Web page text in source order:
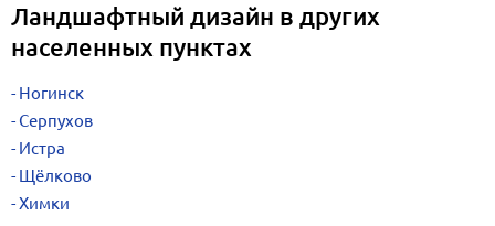
Ландшафтный дизайн в других
населенных пунктах
Ногинск
Серпухов
Истра
Щёлково
Химки